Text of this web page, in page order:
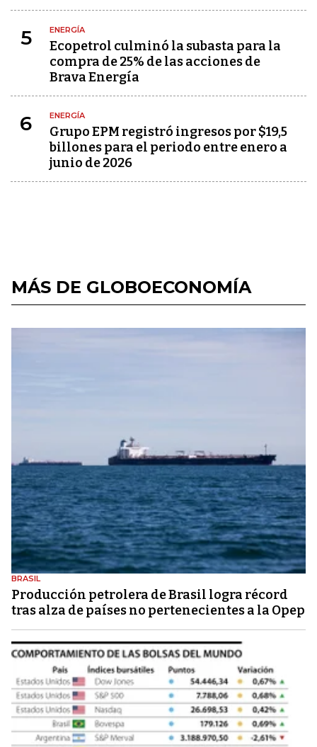
5 ENERGÍA
Ecopetrol culminó la subasta para la
compra de 25% de las acciones de
Brava Energía
6 ENERGÍA
Grupo EPM registró ingresos por $19,5
billones para el periodo entre enero a
junio de 2026
MÁS DE GLOBOECONOMÍA
BRASIL
Producción petrolera de Brasil logra récord
tras alza de países no pertenecientes a la Opep